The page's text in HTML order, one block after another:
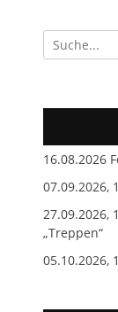
Suchen
nach:
16.08.2026
07.09.2026,
27.09.2026,
„Treppen“
05.10.2026,